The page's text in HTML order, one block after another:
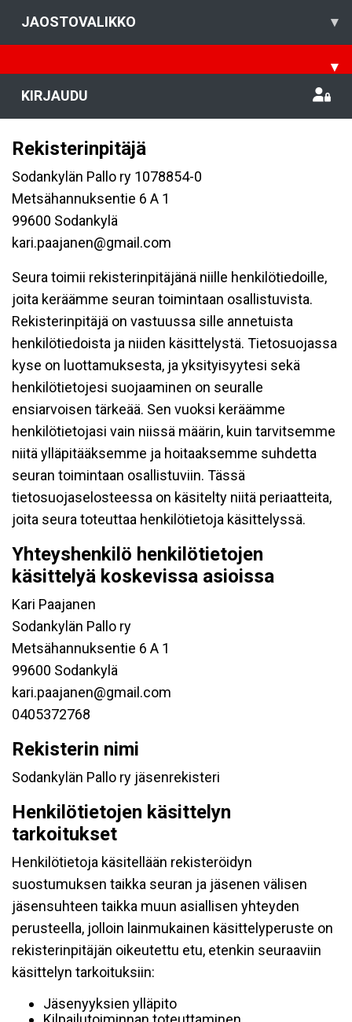
JAOSTOVALIKKO ▾
▾
KIRJAUDU
Rekisterinpitäjä
Sodankylän Pallo ry 1078854-0
Metsähannuksentie 6 A 1
99600 Sodankylä
kari.paajanen@gmail.com
Seura toimii rekisterinpitäjänä niille henkilötiedoille,
joita keräämme seuran toimintaan osallistuvista.
Rekisterinpitäjä on vastuussa sille annetuista
henkilötiedoista ja niiden käsittelystä. Tietosuojassa
kyse on luottamuksesta, ja yksityisyytesi sekä
henkilötietojesi suojaaminen on seuralle
ensiarvoisen tärkeää. Sen vuoksi keräämme
henkilötietojasi vain niissä määrin, kuin tarvitsemme
niitä ylläpitääksemme ja hoitaaksemme suhdetta
seuran toimintaan osallistuviin. Tässä
tietosuojaselosteessa on käsitelty niitä periaatteita,
joita seura toteuttaa henkilötietoja käsittelyssä.
Yhteyshenkilö henkilötietojen
käsittelyä koskevissa asioissa
Kari Paajanen
Sodankylän Pallo ry
Metsähannuksentie 6 A 1
99600 Sodankylä
kari.paajanen@gmail.com
0405372768
Rekisterin nimi
Sodankylän Pallo ry jäsenrekisteri
Henkilötietojen käsittelyn
tarkoitukset
Henkilötietoja käsitellään rekisteröidyn
suostumuksen taikka seuran ja jäsenen välisen
jäsensuhteen taikka muun asiallisen yhteyden
perusteella, jolloin lainmukainen käsittelyperuste on
rekisterinpitäjän oikeutettu etu, etenkin seuraaviin
käsittelyn tarkoituksiin:
Jäsenyyksien ylläpito